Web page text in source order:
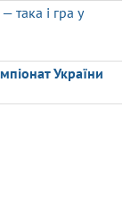
така і гра у
України